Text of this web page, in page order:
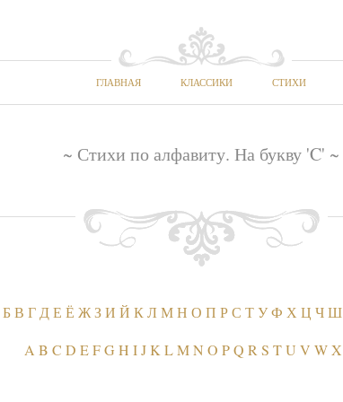
ГЛАВНАЯ КЛАССИКИ СТИХИ
~ Стихи по алфавиту. На букву 'C' ~
БВ Г ДЕ Ё ЖЗИ Й К ЛМН О П РС ТУФ Х Ц ЧШ
A B C D EFG H IJK LMN O PQ R S TU V WX